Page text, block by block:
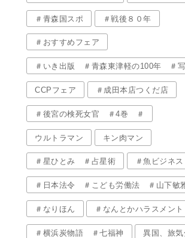
＃青森国スポ ＃戦後８０年
＃おすすめフェア
＃いき出版 ＃青森東津軽の100年 ＃
CCPフェア ＃成田本店つくだ店
＃後宮の検死女官 ＃4巻 ＃
ウルトラマン キン肉マン
＃星ひとみ ＃占星術 ＃魚ビジネス
＃日本法令 ＃こども労働法 ＃山下
＃なりほん ＃なんとかハラスメント
＃横浜炭物語 ＃七福神 異国、旅気